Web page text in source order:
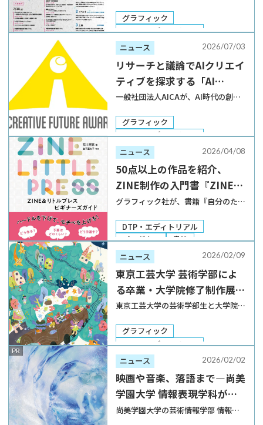
2026」を開催
2026年7月18日と19日の2日間にわた
り、兵庫県神戸市のこうべまちづくり
会館と元町映画館で開催する。 メデ
ィア表現学科では2027年度にカリキ
ュ […]
グラフィック
DTP・エディトリアル
Web・UI／UX
プロダクト
写真・映像
デザイン思考・哲学
イベント・展示
ニュース 2026/07/03
リサーチと議論でAIクリエイ
ティブを探求する「AI
Creative Future
Awards（AICA）2026」が
初の公募受付を開始
一般社団法人AICAが、AI時代の創造
Future Awards（AICA）2026」のエ
ントリー受付を2026年6月17日より開
始した。応募期間は9月13日まで。 同
アワー […]
グラフィック
DTP・エディトリアル
Web・UI／UX
建築・インテリア
ファッション
写真・映像
ニュース 2026/04/08
50点以上の作品を紹介、
ZINE制作の入門書『ZINE&
リトルプレス ビギナーズガ
イド』が4月発売
グラフィック社が、書籍『自分のため
ビギナーズガイド』を2026年4月に発
売する。 同書は、自由な手法やテー
マで個人やグループが自主制作する冊
子「ZINE（ジン）」の入門者向け
[…]
DTP・エディトリアル
プロダクト
書籍
ニュース
2026/02/09
東京工芸大学 芸術学部によ
る卒業・大学院修了制作展が
2月13日より開催
東京工芸大学の芸術学部生と大学院芸
が、2026年2月13日から15日までの3
日間、中野キャンパスで開催される。
写真、映像、デザイン、インタラクテ
ィブメディア、アニメーション、ゲー
ム、マ […]
グラフィック
DTP・エディトリアル
Web・UI／UX
卒業制作展
ニュース 2026/02/02
映画や音楽、落語まで―尚美
学園大学 情報表現学科が多
彩な「卒展・卒業イベント」
尚美学園大学の芸術情報学部 情報表
PR